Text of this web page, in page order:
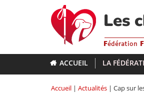
Les
Fédération F
ACCUEIL LA
Accueil | Actualités | Cap sur